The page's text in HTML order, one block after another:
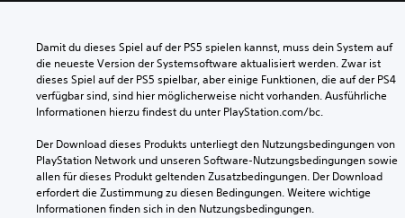
Damit du dieses Spiel auf der PS5 spielen kannst, muss dein System auf
die neueste Version der Systemsoftware aktualisiert werden. Zwar ist
dieses Spiel auf der PS5 spielbar, aber einige Funktionen, die auf der PS4
verfügbar sind, sind hier möglicherweise nicht vorhanden. Ausführliche
Informationen hierzu findest du unter PlayStation.com/bc.
Der Download dieses Produkts unterliegt den Nutzungsbedingungen von
PlayStation Network und unseren Software-Nutzungsbedingungen sowie
allen für dieses Produkt geltenden Zusatzbedingungen. Der Download
erfordert die Zustimmung zu diesen Bedingungen. Weitere wichtige
Informationen finden sich in den Nutzungsbedingungen.